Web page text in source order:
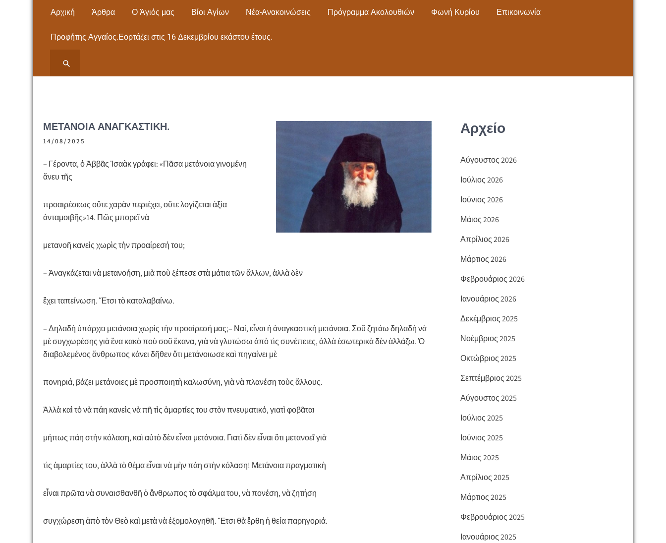
Αρχική Άρθρα Ο Άγιός μας Βίοι Αγίων Νέα-Ανακοινώσεις Πρόγραμμα Ακολουθιών Φωνή Κυρίου Επικοινωνία
Προφήτης Αγγαίος.Εορτάζει στις 16 Δεκεμβρίου εκάστου έτους.
ΝΕΩΝ ΜΟΥΔΑΝΙΩΝ
ΧΑΛΚΙΔΙΚΗΣ
ΜΕΤΆΝΟΙΑ ἈΝΑΓΚΑΣΤΙΚῊ.
14/08/2025
– Γέροντα, ὁ Ἀββᾶς Ἰσαὰκ γράφει: «Πᾶσα μετάνοια γινομένη
ἄνευ τῆς
προαιρέσεως οὔτε χαρὰν περιέχει, οὔτε λογίζεται ἀξία
ἀνταμοιβῆς»14. Πῶς μπορεῖ νὰ
μετανοῆ κανεὶς χωρὶς τὴν προαίρεσή του;
– Ἀναγκάζεται νὰ μετανοήση, μιὰ ποὺ ξέπεσε στὰ μάτια τῶν ἄλλων, ἀλλὰ δὲν
ἔχει ταπείνωση. Ἔτσι τὸ καταλαβαίνω.
– Δηλαδὴ ὑπάρχει μετάνοια χωρὶς τὴν προαίρεσή μας;– Ναί, εἶναι ἡ ἀναγκαστικὴ μετάνοια. Σοῦ ζητάω δηλαδὴ νὰ
μὲ συγχωρέσης γιὰ ἕνα κακὸ ποὺ σοῦ ἔκανα, γιὰ νὰ γλυτώσω ἀπὸ τὶς συνέπειες, ἀλλὰ ἐσωτερικὰ δὲν ἀλλάζω. Ὁ
διαβολεμένος ἄνθρωπος κάνει δῆθεν ὅτι μετάνοιωσε καὶ πηγαίνει μὲ
πονηριά, βάζει μετάνοιες μὲ προσποιητὴ καλωσύνη, γιὰ νὰ πλανέση τοὺς ἄλλους.
Ἀλλὰ καὶ τὸ νὰ πάη κανεὶς νὰ πῆ τὶς ἁμαρτίες του στὸν πνευματικό, γιατὶ φοβᾶται
μήπως πάη στὴν κόλαση, καὶ αὐτὸ δὲν εἶναι μετάνοια. Γιατὶ δὲν εἶναι ὅτι μετανοεῖ γιὰ
τὶς ἁμαρτίες του, ἀλλὰ τὸ θέμα εἶναι νὰ μὴν πάη στὴν κόλαση! Μετάνοια πραγματικὴ
εἶναι πρῶτα νὰ συναισθανθῆ ὁ ἄνθρωπος τὸ σφάλμα του, νὰ πονέση, νὰ ζητήση
συγχώρεση ἀπὸ τὸν Θεὸ καὶ μετὰ νὰ ἐξομολογηθῆ. Ἔτσι θὰ ἔρθη ἡ θεία παρηγοριά.
Αρχείο
Αύγουστος 2026
Ιούλιος 2026
Ιούνιος 2026
Μάιος 2026
Απρίλιος 2026
Μάρτιος 2026
Φεβρουάριος 2026
Ιανουάριος 2026
Δεκέμβριος 2025
Νοέμβριος 2025
Οκτώβριος 2025
Σεπτέμβριος 2025
Αύγουστος 2025
Ιούλιος 2025
Ιούνιος 2025
Μάιος 2025
Απρίλιος 2025
Μάρτιος 2025
Φεβρουάριος 2025
Ιανουάριος 2025